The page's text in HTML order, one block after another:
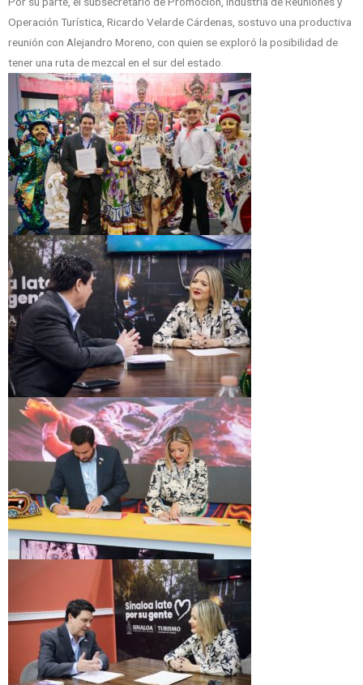
Operación Turística, Ricardo Velarde Cárdenas, sostuvo una productiva
reunión con Alejandro Moreno, con quien se exploró la posibilidad de
tener una ruta de mezcal en el sur del estado.